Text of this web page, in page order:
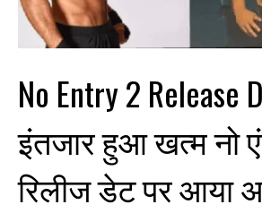
No Entry 2 Release
इंतजार हुआ खत्म नो
रिलीज डेट पर आया